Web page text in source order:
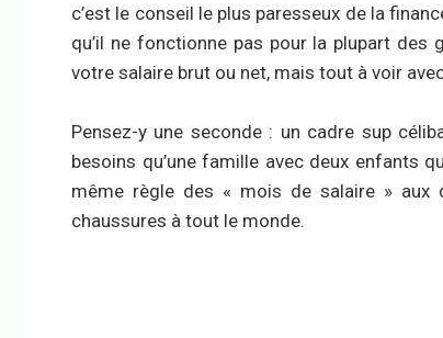
c’est le conseil le plus paresseux de la
qu’il ne fonctionne pas pour la plupart des
votre salaire brut ou net, mais tout à voir
Pensez-y une seconde : un cadre sup
besoins qu’une famille avec deux enfants
même règle des « mois de salaire » aux
chaussures à tout le monde.